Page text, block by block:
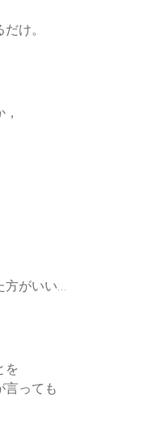
け。
方がいい…
を
言っても